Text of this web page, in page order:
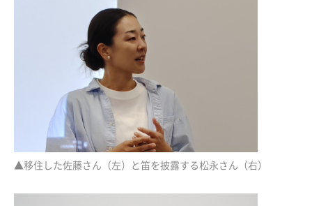
▲移住した佐藤さん（左）と笛を披露する松永さん（右）